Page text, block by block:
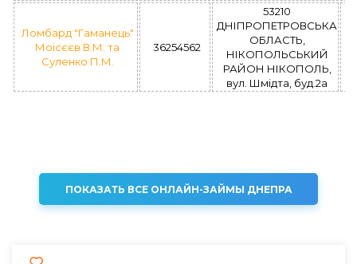
Ломбард "Гаманець"
Моісєєв В.М. та
Суленко П.М.
36254562
53210
ДНІПРОПЕТРОВСЬКА
ОБЛАСТЬ,
НІКОПОЛЬСЬКИЙ
РАЙОН НІКОПОЛЬ,
вул. Шмідта, буд.2а
ПОКАЗАТЬ ВСЕ ОНЛАЙН-ЗАЙМЫ ДНЕПРА